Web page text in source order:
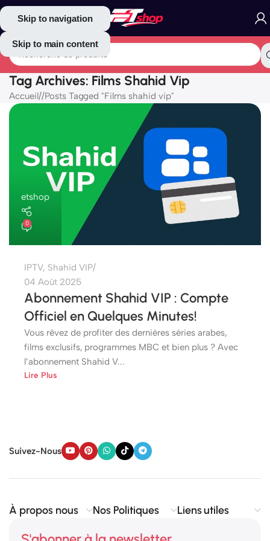
Skip to navigation
Skip to main content
Tag Archives: Films Shahid Vip
Accueil/ Posts Tagged "Films shahid vip"
etshop
0
IPTV, Shahid VIP
04 Août 2025
Abonnement Shahid VIP : Compte
Officiel en Quelques Minutes!
Vous rêvez de profiter des dernières séries arabes,
films exclusifs, programmes MBC et bien plus ? Avec
l’abonnement Shahid V...
Lire Plus
Suivez-Nous
À propos nous Nos Politiques Liens utiles